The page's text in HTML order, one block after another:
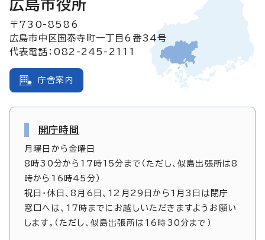
広島市役所
〒730-8586
広島市中区国泰寺町一丁目6番34号
代表電話：082-245-2111
庁舎案内
開庁時間
月曜日から金曜日
8時30分から17時15分まで（ただし、似島出張所は8
時から16時45分）
祝日・休日、8月6日、12月29日から1月3日は閉庁
窓口へは、17時までにお越しいただきますようお願い
します。（ただし、似島出張所は16時30分まで）